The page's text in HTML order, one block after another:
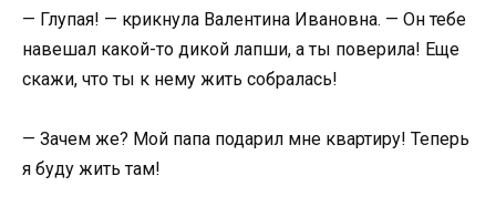
— Глупая! — крикнула Валентина Ивановна. — Он тебе
навешал какой-то дикой лапши, а ты поверила! Еще
скажи, что ты к нему жить собралась!
— Зачем же? Мой папа подарил мне квартиру! Теперь
я буду жить там!